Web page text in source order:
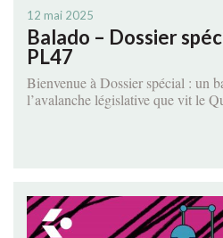
12 mai 2025
Balado – Dossier
PL47
Bienvenue à Dossier spécial : un
l’avalanche législative que vit le